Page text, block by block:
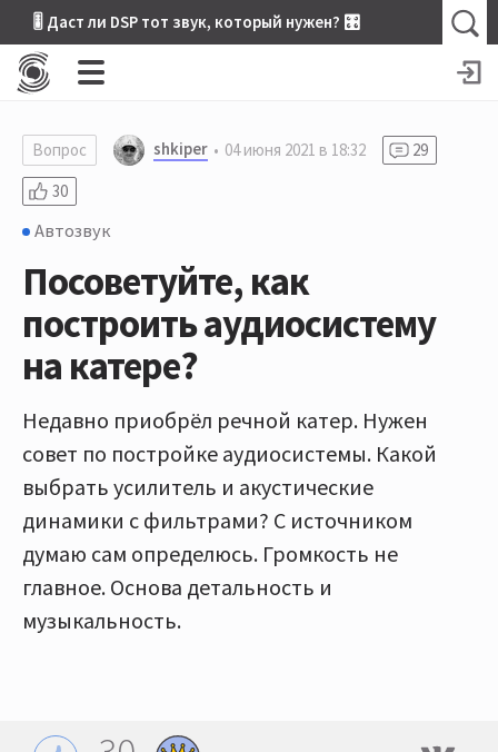
🎚 Даст ли DSP тот звук, который нужен? 🎛
Вопрос shkiper 04 июня 2021 в 18:32
29
30
Автозвук
Посоветуйте, как
построить аудиосистему
на катере?
Недавно приобрёл речной катер. Нужен
совет по постройке аудиосистемы. Какой
выбрать усилитель и акустические
динамики с фильтрами? С источником
думаю сам определюсь. Громкость не
главное. Основа детальность и
музыкальность.